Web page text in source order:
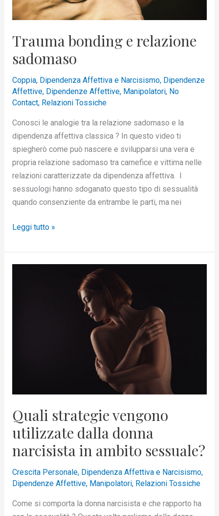
Trauma bonding e relazione
sadomaso
Coppia, Dipendenza Affettiva e Narcisismo, Dipendenze
Affettive, Dipendenze Affettive, Manipolatori, No
Contact, Relazioni Tossiche
Conosci le analogie tra la relazione sadomaso e la
dipendenza affettiva classica ? In questo video ti
spiegherò come può nascere e svilupparsi una vera e
propria relazione sadomaso tra carnefice e vittima nelle
relazioni caratterizzate da dipendenza affettiva. I
sessuologi hanno sdoganato questo tipo di sessualità
quando consenziente da entrambe le parti, ma nei
Leggi tutto »
Quali strategie vengono
utilizzate dalla donna
narcisista in ambito sessuale?
Crescita Personale, Dipendenza Affettiva e Narcisismo,
Dipendenze Affettive, Manipolatori, Relazioni Tossiche
Come si comporta la donna narcisista e che rapporto ha